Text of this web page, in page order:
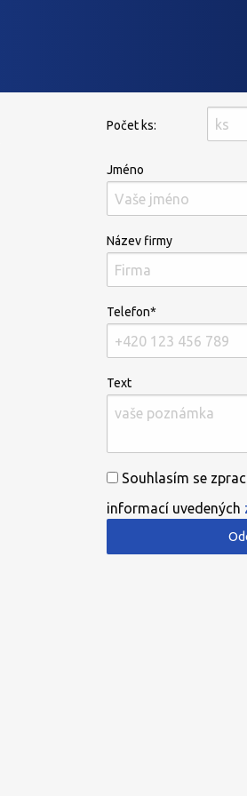
Počet ks:
Jméno
Název firmy
Telefon*
Text
Souhlasím se
informací uvedených